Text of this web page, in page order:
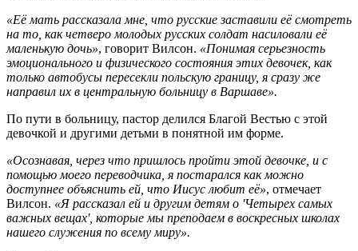
«Её мать рассказала мне, что русские заставили её смотреть
на то, как четверо молодых русских солдат насиловали её
маленькую дочь», говорит Вилсон. «Понимая серьезность
эмоционального и физического состояния этих девочек, как
только автобусы пересекли польскую границу, я сразу же
направил их в центральную больницу в Варшаве».
По пути в больницу, пастор делился Благой Вестью с этой
девочкой и другими детьми в понятной им форме.
«Осознавая, через что пришлось пройти этой девочке, и с
помощью моего переводчика, я постарался как можно
доступнее объяснить ей, что Иисус любит её», отмечает
Вилсон. «Я рассказал ей и другим детям о 'Четырех самых
важных вещах', которые мы преподаем в воскресных школах
нашего служения по всему миру».